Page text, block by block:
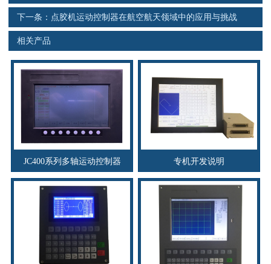
下一条： 点胶机运动控制器在航空航天领域中的应用与挑战
相关产品
JC400系列多轴运动控制器 专机开发说明